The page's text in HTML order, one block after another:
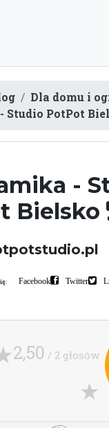
Dla domu i
Studio PotPot
-
Bielsko
Facebook Twitter
2,50 / 2 głosów